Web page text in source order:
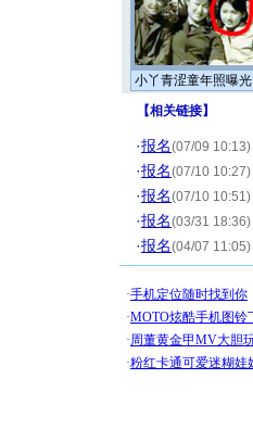
小丫青涩童年照曝光
【相关链接】
·报名(07/09 10:13)
·报名(07/10 10:27)
·报名(07/10 10:51)
·报名(03/31 18:36)
·报名(04/07 11:05)